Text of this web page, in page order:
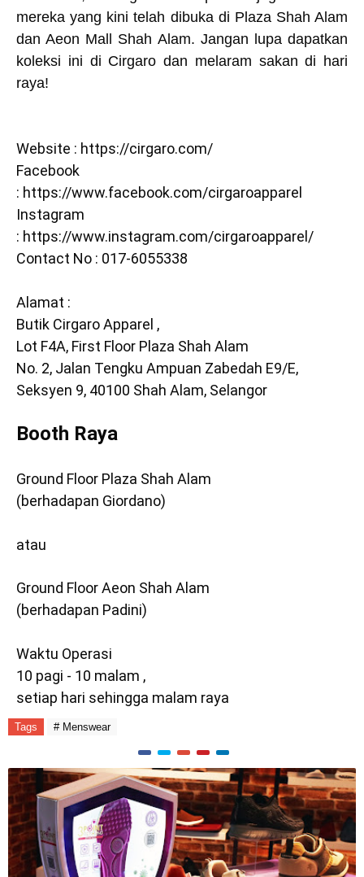
mereka yang kini telah dibuka di Plaza Shah Alam
dan Aeon Mall Shah Alam. Jangan lupa dapatkan
koleksi ini di Cirgaro dan melaram sakan di hari
raya!
Website : https://cirgaro.com/
Facebook
: https://www.facebook.com/cirgaroapparel
Instagram
: https://www.instagram.com/cirgaroapparel/
Contact No : 017-6055338
Alamat :
Butik Cirgaro Apparel ,
Lot F4A, First Floor Plaza Shah Alam
No. 2, Jalan Tengku Ampuan Zabedah E9/E,
Seksyen 9, 40100 Shah Alam, Selangor
Booth Raya
Ground Floor Plaza Shah Alam
(berhadapan Giordano)
atau
Ground Floor Aeon Shah Alam
(berhadapan Padini)
Waktu Operasi
10 pagi - 10 malam ,
setiap hari sehingga malam raya
Tags # Menswear